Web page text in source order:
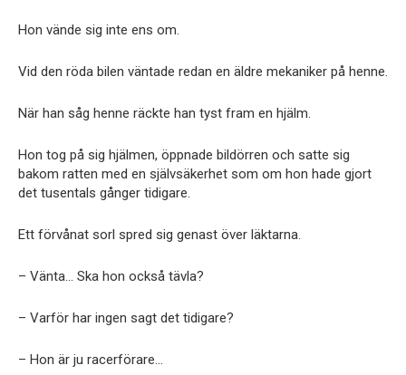
Hon vände sig inte ens om.
Vid den röda bilen väntade redan en äldre mekaniker på henne.
När han såg henne räckte han tyst fram en hjälm.
Hon tog på sig hjälmen, öppnade bildörren och satte sig
bakom ratten med en självsäkerhet som om hon hade gjort
det tusentals gånger tidigare.
Ett förvånat sorl spred sig genast över läktarna.
– Vänta… Ska hon också tävla?
– Varför har ingen sagt det tidigare?
– Hon är ju racerförare…